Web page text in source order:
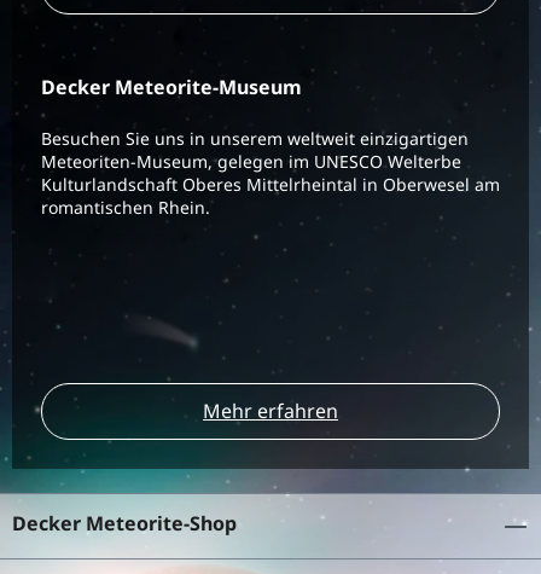
Decker Meteorite-Museum
Besuchen Sie uns in unserem weltweit einzigartigen
Meteoriten-Museum, gelegen im UNESCO Welterbe
Kulturlandschaft Oberes Mittelrheintal in Oberwesel am
romantischen Rhein.
Mehr erfahren
Decker Meteorite-Shop